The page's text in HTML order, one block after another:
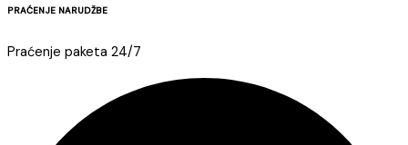
PRAĆENJE NARUDŽBE
Praćenje paketa 24/7